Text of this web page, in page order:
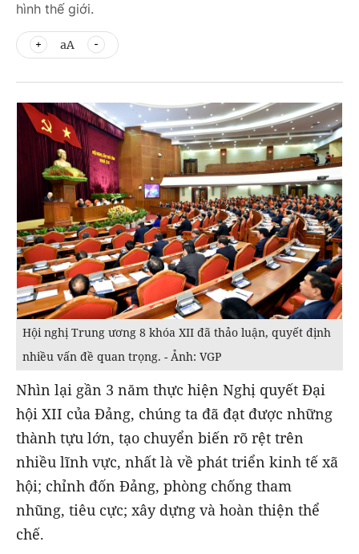
hình thế giới.
aA
Hội nghị Trung ương 8 khóa XII đã thảo luận, quyết định
nhiều vấn đề quan trọng. - Ảnh: VGP
Nhìn lại gần 3 năm thực hiện Nghị quyết Đại
hội XII của Đảng, chúng ta đã đạt được những
thành tựu lớn, tạo chuyển biến rõ rệt trên
nhiều lĩnh vực, nhất là về phát triển kinh tế xã
hội; chỉnh đốn Đảng, phòng chống tham
nhũng, tiêu cực; xây dựng và hoàn thiện thể
chế.